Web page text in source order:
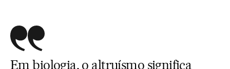
Em biologia, o altruísmo significa